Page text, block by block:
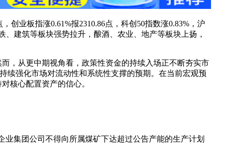
创业板指涨0.61%报2310.86点，科创50指数涨0.83%，沪
建筑等板块强势拉升，酿酒、农业、地产等板块上扬，
，从更中期视角看，政策性资金的持续入场正不断夯实市
续强化市场对流动性和系统性支撑的预期。在当前宏观预
核心配置资产的信心。
集团公司不得向所属煤矿下达超过公告产能的生产计划